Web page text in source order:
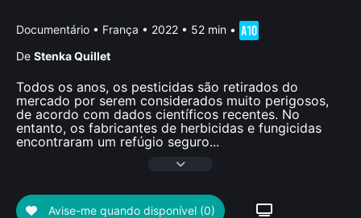
Documentário • França • 2022 • 52 min •
De Stenka Quillet
Todos os anos, os pesticidas são retirados do
mercado por serem considerados muito perigosos,
de acordo com dados científicos recentes. No
entanto, os fabricantes de herbicidas e fungicidas
encontraram um refúgio seguro...
Avise-me quando disponível (0)